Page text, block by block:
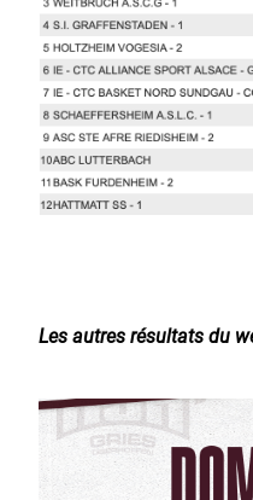
Les autres résultats du